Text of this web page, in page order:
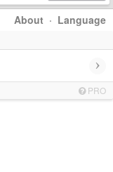
About · Language
›
PRO